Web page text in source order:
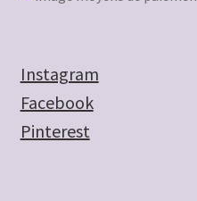
Instagram
Facebook
Pinterest